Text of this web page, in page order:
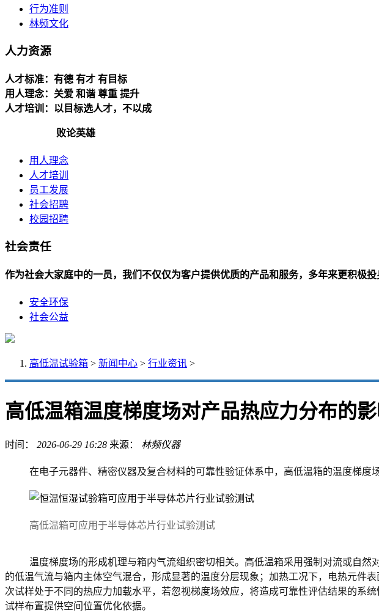
行为准则
林频文化
人力资源
人才标准：有德 有才 有目标
用人理念：关爱 和谐 尊重 提升
人才培训：以目标选人才，不以成
败论英雄
用人理念
人才培训
员工发展
社会招聘
校园招聘
社会责任
作为社会大家庭中的一员，我们不仅仅为客户提供优质的产品和服务，多年来更积极
安全环保
社会公益
高低温试验箱 > 新闻中心 > 行业资讯 >
高低温箱温度梯度场对产品热应力分布的
时间： 2026-06-29 16:28 来源： 林频仪器
在电子元器件、精密仪器及复合材料的可靠性验证体系中，高低温箱的温度梯
高低温箱可应用于半导体芯片行业试验测试
的低温气流与箱内主体空气混合，形成显著的温度分层现象；加热工况下，电热元件
次试样处于不同的热应力加载水平，若忽视梯度场效应，将造成可靠性评估结果的系
试样布置提供空间位置优化依据。